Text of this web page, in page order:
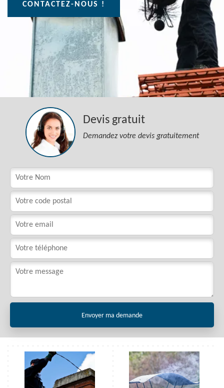
CONTACTEZ-NOUS !
Devis gratuit
Demandez votre devis gratuitement